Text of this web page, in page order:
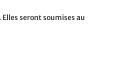
seront soumises au